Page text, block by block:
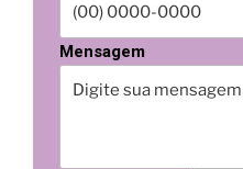
Mensagem